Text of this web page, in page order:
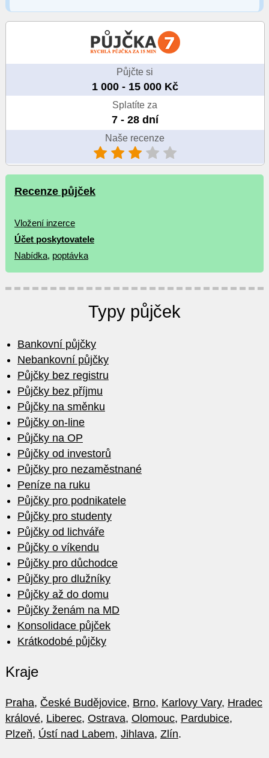
Půjčte si
1 000 - 15 000 Kč
Splatíte za
7 - 28 dní
Naše recenze
Recenze půjček
Vložení inzerce
Účet poskytovatele
Nabídka, poptávka
Typy půjček
Bankovní půjčky
Nebankovní půjčky
Půjčky bez registru
Půjčky bez příjmu
Půjčky na směnku
Půjčky on-line
Půjčky na OP
Půjčky od investorů
Půjčky pro nezaměstnané
Peníze na ruku
Půjčky pro podnikatele
Půjčky pro studenty
Půjčky od lichváře
Půjčky o víkendu
Půjčky pro důchodce
Půjčky pro dlužníky
Půjčky až do domu
Půjčky ženám na MD
Konsolidace půjček
Krátkodobé půjčky
Kraje
Praha, České Budějovice, Brno, Karlovy Vary, Hradec
králové, Liberec, Ostrava, Olomouc, Pardubice,
Plzeň, Ústí nad Labem, Jihlava, Zlín.